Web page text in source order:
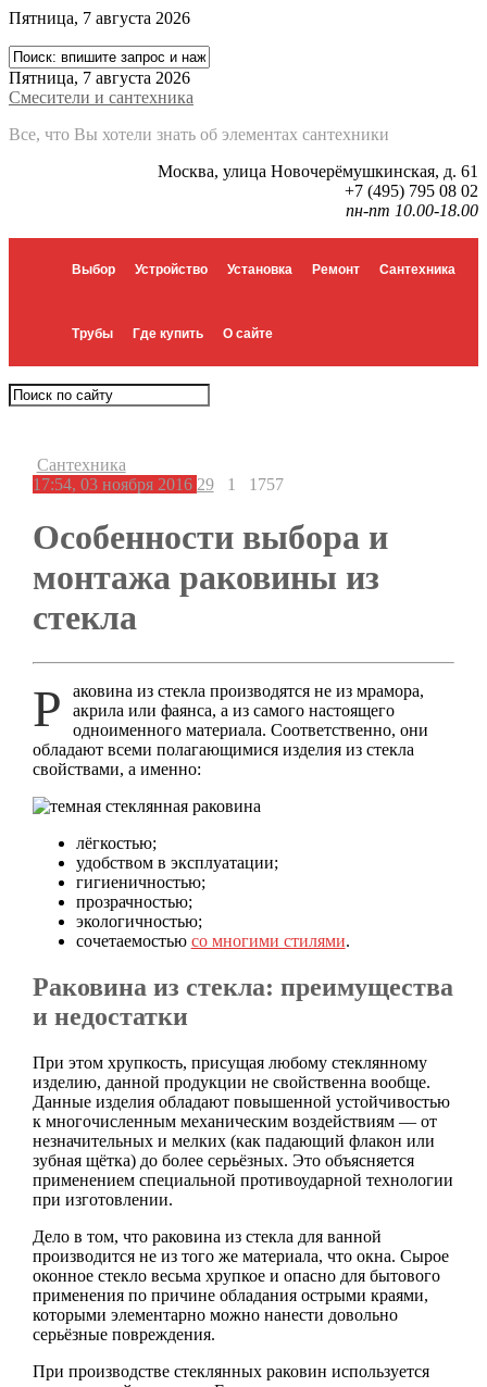
Пятница, 7 августа 2026
Пятница, 7 августа 2026
Смесители и сантехника
Все, что Вы хотели знать об элементах сантехники
Москва, улица Новочерёмушкинская, д. 61
+7 (495) 795 08 02
пн-пт 10.00-18.00
Выбор Устройство Установка Ремонт Сантехника
Трубы Где купить О сайте
Сантехника
17:54, 03 ноября 2016 29 1 1757
Особенности выбора и
монтажа раковины из
стекла
Раковина из стекла производятся не из мрамора,
акрила или фаянса, а из самого настоящего
одноименного материала. Соответственно, они
обладают всеми полагающимися изделия из стекла
свойствами, а именно:
лёгкостью;
удобством в эксплуатации;
гигиеничностью;
прозрачностью;
экологичностью;
сочетаемостью со многими стилями.
Раковина из стекла: преимущества
и недостатки
При этом хрупкость, присущая любому стеклянному
изделию, данной продукции не свойственна вообще.
Данные изделия обладают повышенной устойчивостью
к многочисленным механическим воздействиям — от
незначительных и мелких (как падающий флакон или
зубная щётка) до более серьёзных. Это объясняется
применением специальной противоударной технологии
при изготовлении.
Дело в том, что раковина из стекла для ванной
производится не из того же материала, что окна. Сырое
оконное стекло весьма хрупкое и опасно для бытового
применения по причине обладания острыми краями,
которыми элементарно можно нанести довольно
серьёзные повреждения.
При производстве стеклянных раковин используется